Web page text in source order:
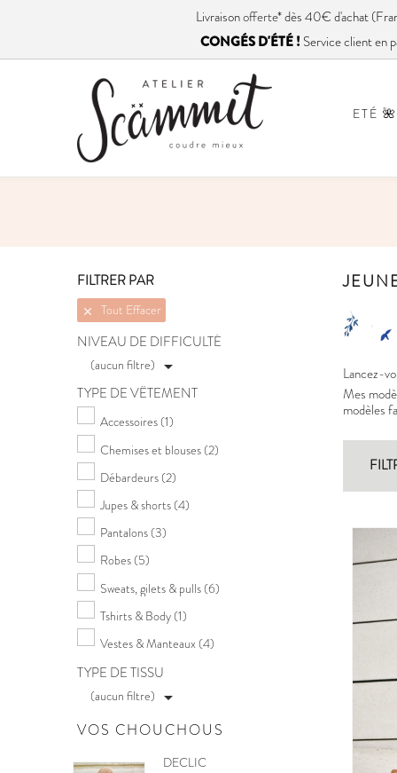
Livraisonofferte* dès 40€ d'achat
CONGÉS D'ÉTÉ ! Service client en
ETÉ 🌺
FILTRER PAR
 Tout Effacer
NIVEAU DE DIFFICULTÉ
(aucun filtre) 
TYPE DE VÊTEMENT
Accessoires (1)
Chemises et blouses (2)
Débardeurs (2)
Jupes & shorts (4)
Pantalons (3)
Robes (5)
Sweats, gilets & pulls (6)
Tshirts & Body (1)
Vestes & Manteaux (4)
TYPE DE TISSU
(aucun filtre) 
VOS CHOUCHOUS
POCHETTE
Lancez-
Mes
modèles